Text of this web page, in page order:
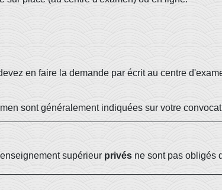
en faire la demande par écrit au centre
sont généralement indiquées sur votre
supérieur privés ne sont pas obligés